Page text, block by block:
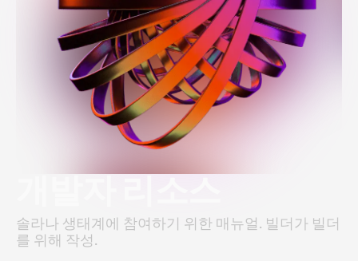
솔라나 생태계에 참여하기 위한 매뉴얼. 빌더가 빌더
를 위해 작성.